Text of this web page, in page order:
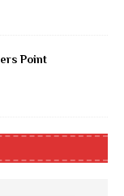
Point